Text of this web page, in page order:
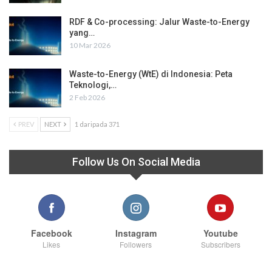
RDF & Co-processing: Jalur Waste-to-Energy
yang…
10 Mar 2026
Waste-to-Energy (WtE) di Indonesia: Peta
Teknologi,…
2 Feb 2026
PREV NEXT 1 daripada 371
Follow Us On Social Media
Facebook
Likes
Instagram
Followers
Youtube
Subscribers